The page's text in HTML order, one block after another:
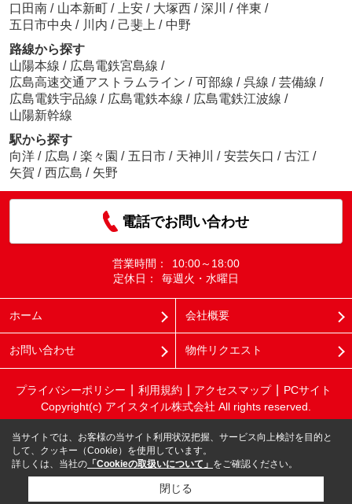
口田南 / 山本新町 / 上安 / 大塚西 / 深川 / 伴東 /
五日市中央 / 川内 / 己斐上 / 中野
路線から探す
山陽本線 / 広島電鉄宮島線 /
広島高速交通アストラムライン / 可部線 / 呉線 / 芸備線 /
広島電鉄宇品線 / 広島電鉄本線 / 広島電鉄江波線 /
山陽新幹線
駅から探す
向洋 / 広島 / 楽々園 / 五日市 / 天神川 / 安芸矢口 / 古江 /
矢賀 / 西広島 / 矢野
電話でお問い合わせ
営業時間：
10:00～18:00
定休日：
毎週火・水曜日
ホーム 会社概要
お問い合わせ 物件リクエスト
プライバシーポリシー 利用規約 アクセスマップ
PCサイト
Copyright(c) アイスタイル株式会社 All rights reserved.
当サイトでは、お客様の当サイト利用状況把握、サービス向上検討を目的と
して、クッキー（Cookie）を使用しています。
詳しくは、当社の 「Cookieの取扱いについて」 をご確認ください。
閉じる